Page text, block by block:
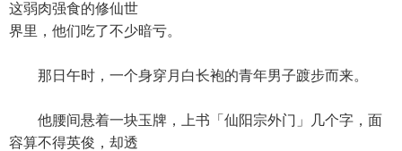
这弱肉强食的修仙世
界里，他们吃了不少暗亏。
那日午时，一个身穿月白长袍的青年男子踱步而来。
他腰间悬着一块玉牌，上书「仙阳宗外门」几个字，面
容算不得英俊，却透